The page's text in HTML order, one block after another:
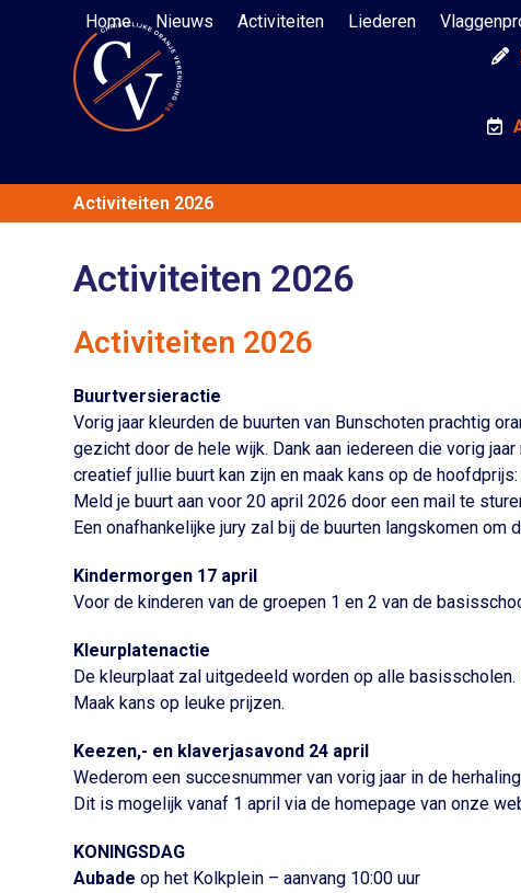
Home Nieuws Activiteiten Liederen
Activiteiten 2026
Activiteiten 2026
Activiteiten 2026
Buurtversieractie
Vorig jaar kleurden de buurten van Bunschoten prachtig
gezicht door de hele wijk. Dank aan iedereen die vorig
creatief jullie buurt kan zijn en maak kans op de
Meld je buurt aan voor 20 april 2026 door een mail te
Een onafhankelijke jury zal bij de buurten langskomen
Kindermorgen 17 april
Voor de kinderen van de groepen 1 en 2 van de
Kleurplatenactie
De kleurplaat zal uitgedeeld worden op alle
Maak kans op leuke prijzen.
Keezen,- en klaverjasavond 24 april
Wederom een succesnummer van vorig jaar in de
Dit is mogelijk vanaf 1 april via de homepage van onze
KONINGSDAG
Aubadeop het Kolkplein – aanvang 10:00 uur